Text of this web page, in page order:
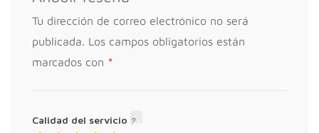
Tu dirección de correo electrónico no será
publicada. Los campos obligatorios están
marcados con *
Calidad del servicio